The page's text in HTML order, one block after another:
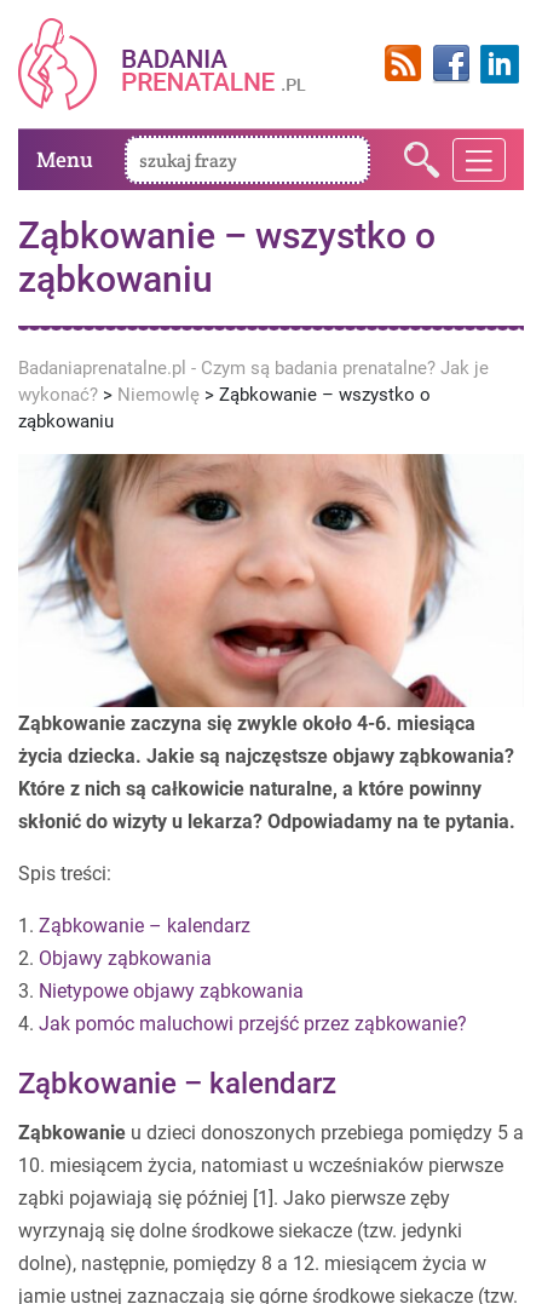
Menu
Ząbkowanie – wszystko o
ząbkowaniu
Badaniaprenatalne.pl - Czym są badania prenatalne? Jak je
wykonać? > Niemowlę > Ząbkowanie – wszystko o
ząbkowaniu
Ząbkowanie zaczyna się zwykle około 4-6. miesiąca
życia dziecka. Jakie są najczęstsze objawy ząbkowania?
Które z nich są całkowicie naturalne, a które powinny
skłonić do wizyty u lekarza? Odpowiadamy na te pytania.
Spis treści:
1. Ząbkowanie – kalendarz
2. Objawy ząbkowania
3. Nietypowe objawy ząbkowania
4. Jak pomóc maluchowi przejść przez ząbkowanie?
Ząbkowanie – kalendarz
Ząbkowanie u dzieci donoszonych przebiega pomiędzy 5 a
10. miesiącem życia, natomiast u wcześniaków pierwsze
ząbki pojawiają się później [1]. Jako pierwsze zęby
wyrzynają się dolne środkowe siekacze (tzw. jedynki
dolne), następnie, pomiędzy 8 a 12. miesiącem życia w
jamie ustnej zaznaczają się górne środkowe siekacze (tzw.